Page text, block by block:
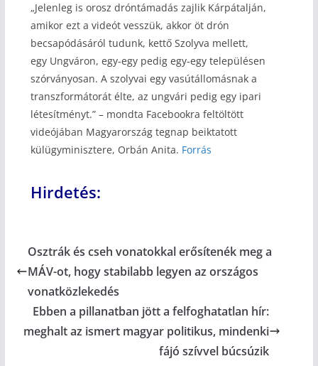
„Jelenleg is orosz dróntámadás zajlik Kárpátalján,
amikor ezt a videót vesszük, akkor öt drón
becsapódásáról tudunk, kettő Szolyva mellett,
egy Ungváron, egy-egy pedig egy-egy településen
szórványosan. A szolyvai egy vasútállomásnak a
transzformátorát élte, az ungvári pedig egy ipari
létesítményt.” – mondta Facebookra feltöltött
videójában Magyarország tegnap beiktatott
külügyminisztere, Orbán Anita. Forrás
Hirdetés:
Osztrák és cseh vonatokkal erősítenék meg a
MÁV-ot, hogy stabilabb legyen az országos
vonatközlekedés
Ebben a pillanatban jött a felfoghatatlan hír:
meghalt az ismert magyar politikus, mindenki
fájó szívvel búcsúzik